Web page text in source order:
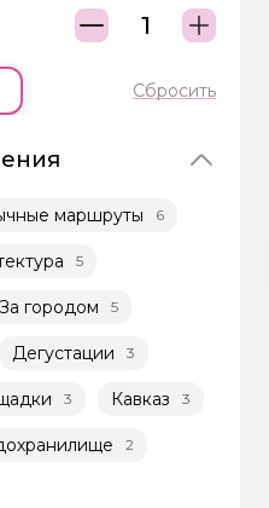
Сбросить
маршруты 6
5
За городом 5
Дегустации 3
3 Кавказ 3
2